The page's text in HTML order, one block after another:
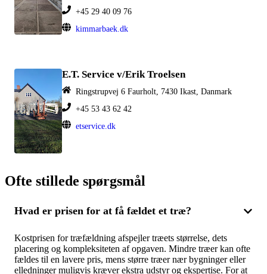
+45 29 40 09 76
kimmarbaek.dk
E.T. Service v/Erik Troelsen
Ringstrupvej 6 Faurholt, 7430 Ikast, Danmark
+45 53 43 62 42
etservice.dk
Ofte stillede spørgsmål
Hvad er prisen for at få fældet et træ?
Kostprisen for træfældning afspejler træets størrelse, dets
placering og kompleksiteten af opgaven. Mindre træer kan ofte
fældes til en lavere pris, mens større træer nær bygninger eller
elledninger muligvis kræver ekstra udstyr og ekspertise. For at